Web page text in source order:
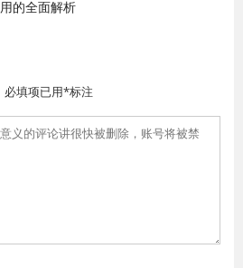
的全面解析
必填项已用*标注